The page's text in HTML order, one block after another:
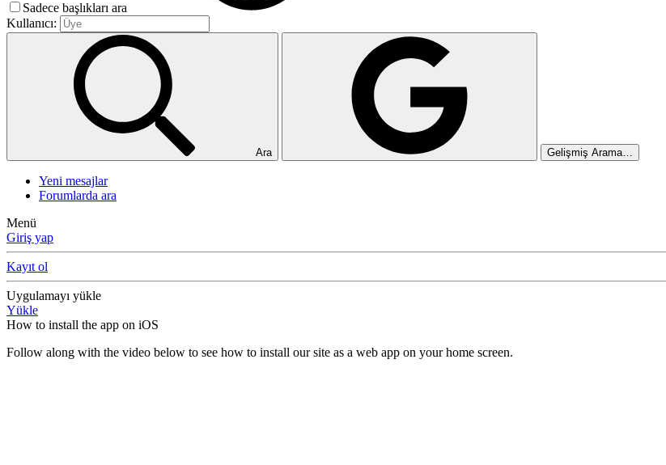
Sadece başlıkları ara
Kullanıcı:
Ara Gelişmiş Arama…
Yeni mesajlar
Forumlarda ara
Menü
Giriş yap
Kayıt ol
Uygulamayı yükle
Yükle
How to install the app on iOS
Follow along with the video below to see how to install our site as a web app on your home screen.